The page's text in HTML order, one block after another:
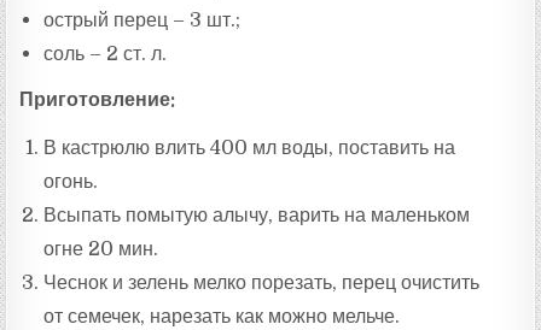
острый перец – 3 шт.;
соль – 2 ст. л.
Приготовление:
В кастрюлю влить 400 мл воды, поставить на
огонь.
Всыпать помытую алычу, варить на маленьком
огне 20 мин.
Чеснок и зелень мелко порезать, перец очистить
от семечек, нарезать как можно мельче.